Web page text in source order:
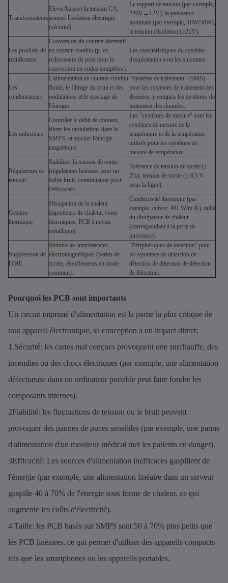
Transformateurs
Élever/baisser la tension CA;
assurer l'isolation électrique
(sécurité).
Le rapport de tension (par exemple,
220V→12V), la puissance
nominale (par exemple, 10W/50W),
la tension d'isolation (≥2kV).
Les produits de
rectification
Conversion du courant alternatif
en courant continu (p. ex.
redresseurs de pont pour la
conversion en ondes complètes).
Les caractéristiques du système
d'exploitation sont les suivantes:
Les
condensateurs
L'alimentation en courant continu
fluide, le filtrage du bruit et des
ondulations et le stockage de
l'énergie.
"Système de traitement" (SMS)
pour les systèmes de traitement des
données, y compris les systèmes de
traitement des données.
Les inducteurs
Contrôler le débit de courant,
filtrer les ondulations dans le
SMPS, et stocker l'énergie
magnétique.
Les "systèmes de mesure" sont les
systèmes de mesure de la
température et de la température
utilisés pour les systèmes de
mesure de température.
Régulateurs de
tension
Stabiliser la tension de sortie
(régulateurs linéaires pour un
faible bruit, commutation pour
l'efficacité).
Tolérance de tension de sortie (±
2%), tension de sortie (≤ 0,5 V
pour la ligne).
Gestion
thermique
Dissipation de la chaleur
(égoutteurs de chaleur, voies
thermiques, PCB à noyau
métallique).
Conductivité thermique (par
exemple, cuivre: 401 W/m·K), taille
du dissipateur de chaleur
(correspondant à la perte de
puissance).
Suppression de
l'IME
Réduire les interférences
électromagnétiques (perles de
ferrite, étouffements en mode
commun).
"Périphériques de détection" pour
les systèmes de détection de
détection de détection de détection
de détection.
Pourquoi les PCB sont importants
Un circuit imprimé d'alimentation est la partie la plus critique de
tout appareil électronique, sa conception a un impact direct:
1.Sécurité: les cartes mal conçues provoquent une surchauffe, des
incendies ou des chocs électriques (par exemple, une alimentation
défectueuse dans un ordinateur portable peut faire fondre les
composants internes).
2Fiabilité: les fluctuations de tension ou le bruit peuvent
provoquer des pannes de puces sensibles (par exemple, une panne
d'alimentation d'un moniteur médical met les patients en danger).
3Efficacité: Les sources d'alimentation inefficaces gaspillent de
l'énergie (par exemple, une alimentation linéaire dans un serveur
gaspille 40 à 70% de l'énergie sous forme de chaleur, ce qui
augmente les coûts d'électricité).
4.Taille: les PCB basés sur SMPS sont 50 à 70% plus petits que
les PCB linéaires, ce qui permet d'utiliser des appareils compacts
tels que les smartphones ou les appareils portables.